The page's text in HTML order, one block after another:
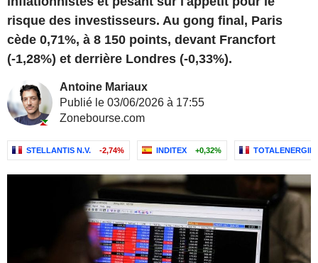
risque des investisseurs. Au gong final, Paris
cède 0,71%, à 8 150 points, devant Francfort
(-1,28%) et derrière Londres (-0,33%).
Antoine Mariaux
Publié le 03/06/2026 à 17:55
Zonebourse.com
STELLANTIS N.V. -2,74% INDITEX +0,32%